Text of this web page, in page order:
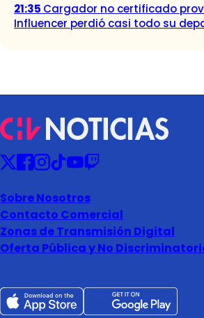
21:35 Cargador no certificado
Influencer perdió casi todo su
Sobre Nosotros
Contacto Comercial
Zonas de Transmisión Digital
Oferta Pública y No